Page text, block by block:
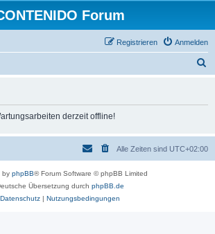
Forum
Anmelden
Registrieren
derzeit offline!
Alle Zeiten sind UTC+02:00
by phpBB® Forum Software © phpBB Limited
Übersetzung durch phpBB.de
Datenschutz| Nutzungsbedingungen